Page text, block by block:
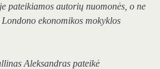
pateikiamos autorių nuomonės, o ne
ekonomikos mokyklos
Aleksandras pateikė